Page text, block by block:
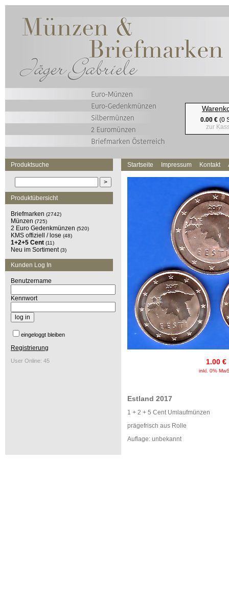
0.00 € (0
zur
Produktsuche
Produktübersicht
Briefmarken (2742)
Münzen (725)
2 Euro Gedenkmünzen (520)
KMS offiziell / lose (48)
1+2+5 Cent (11)
Neu im Sortiment (3)
Kunden Log In
Benutzername
Kennwort
eingeloggt bleiben
Registrierung
User Online: 45
Startseite Impressum Kontakt
1.00 €
inkl. 0%
Estland 2017
1 + 2 + 5 Cent Umlaufmünzen
prägefrisch aus Rolle
Auflage: unbekannt